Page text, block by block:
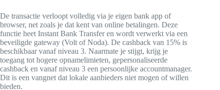
De transactie verloopt volledig via je eigen bank app of
browser, net zoals je dat kent van online betalingen. Deze
functie heet Instant Bank Transfer en wordt verwerkt via een
beveiligde gateway (Volt of Noda). De cashback van 15% is
beschikbaar vanaf niveau 3. Naarmate je stijgt, krijg je
toegang tot hogere opnamelimieten, gepersonaliseerde
cashback en vanaf niveau 3 een persoonlijke accountmanager.
Dit is een vangnet dat lokale aanbieders niet mogen of willen
bieden.